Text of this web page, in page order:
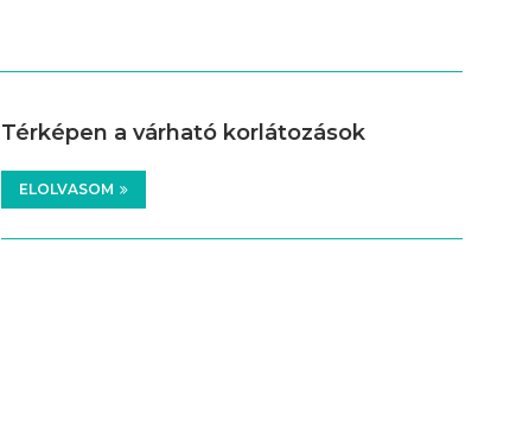
Térképen a várható korlátozások
ELOLVASOM